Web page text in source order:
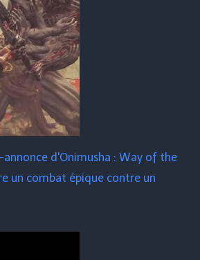
annonce d'Onimusha : Way of the
un combat épique contre un